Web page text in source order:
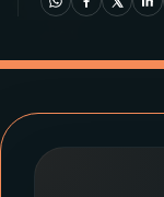
07ÚLTIMAS